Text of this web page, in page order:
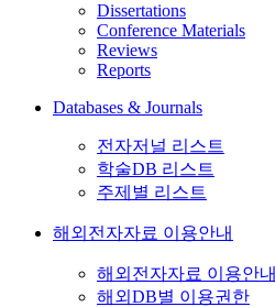
Dissertations
Conference Materials
Reviews
Reports
Databases & Journals
전자저널 리스트
학술DB 리스트
주제별 리스트
해외전자자료 이용안내
해외전자자료 이용안내
해외DB별 이용권한